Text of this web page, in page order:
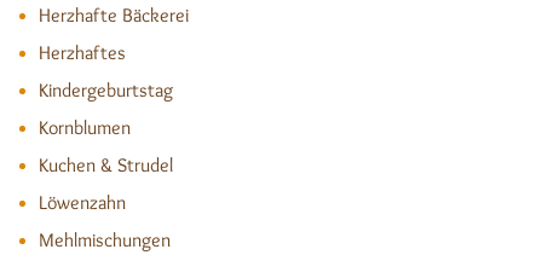
Herzhafte Bäckerei
Herzhaftes
Kindergeburtstag
Kornblumen
Kuchen & Strudel
Löwenzahn
Mehlmischungen